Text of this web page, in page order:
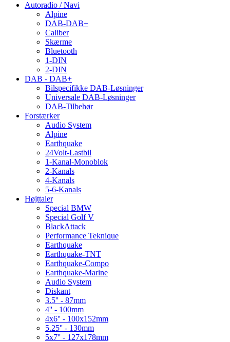
Autoradio / Navi
Alpine
DAB-DAB+
Caliber
Skærme
Bluetooth
1-DIN
2-DIN
DAB - DAB+
Bilspecifikke DAB-Løsninger
Universale DAB-Løsninger
DAB-Tilbehør
Forstærker
Audio System
Alpine
Earthquake
24Volt-Lastbil
1-Kanal-Monoblok
2-Kanals
4-Kanals
5-6-Kanals
Højttaler
Special BMW
Special Golf V
BlackAttack
Performance Teknique
Earthquake
Earthquake-TNT
Earthquake-Compo
Earthquake-Marine
Audio System
Diskant
3.5'' - 87mm
4'' - 100mm
4x6'' - 100x152mm
5.25'' - 130mm
5x7'' - 127x178mm